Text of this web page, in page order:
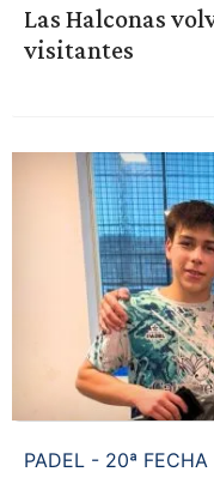
Las Halconas
visitantes
PADEL - 20ª FECHA